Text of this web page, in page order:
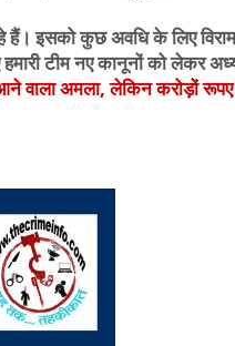
हैं। इसको कुछ अवधि के लिए
टीम नए कानूनों को लेकर
वाला अमला, लेकिन करोड़ों